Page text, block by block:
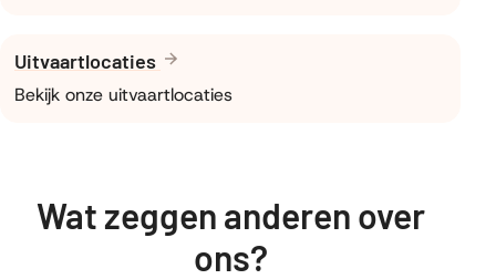
Uitvaartlocaties
Bekijk onze uitvaartlocaties
Wat zeggen anderen over
ons?